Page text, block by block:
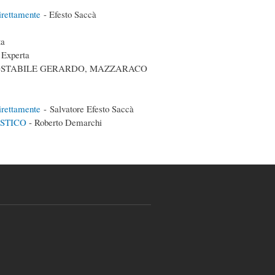
- Efesto Saccà
GERARDO, MAZZARACO
- Salvatore Efesto Saccà
- Roberto Demarchi